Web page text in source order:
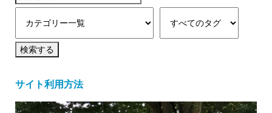
サイト利用方法